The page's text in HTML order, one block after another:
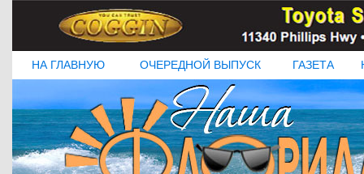
НА ГЛАВНУЮ ОЧЕРЕДНОЙ ВЫПУСК ГАЗЕТА